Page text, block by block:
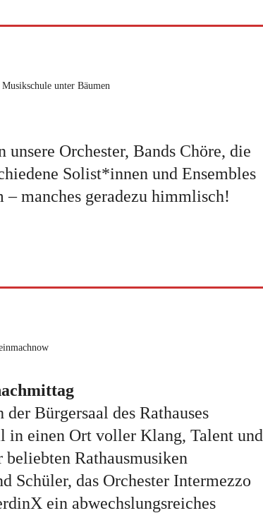
unter Bäumen
Orchester, Bands Chöre, die
Solist*innen und Ensembles
– manches geradezu himmlisch!
Bürgersaal des Rathauses
in einen Ort voller Klang, Talent und
Rathausmusiken
Schüler, das Orchester Intermezzo
ein abwechslungsreiches